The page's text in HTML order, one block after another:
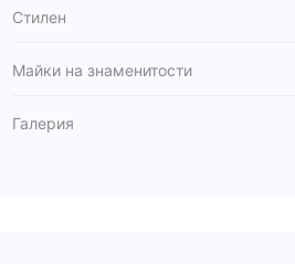
Стилен
Майки на знаменитости
Галерия